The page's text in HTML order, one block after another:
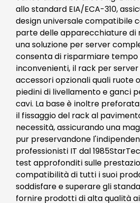
allo standard EIA/ECA-310,
design universale compatibile
parte delle apparecchiature di
una soluzione per server
consenta di risparmiare
inconvenienti, il rack per
accessori opzionali quali ruote
piedini di livellamento e ganci
cavi. La base è inoltre
il fissaggio del rack al
necessità, assicurando una
pur preservandone
professionisti IT dal
test approfonditi sulle
compatibilità di tutti i suoi
soddisfare e superare gli
fornire prodotti di alta qualità